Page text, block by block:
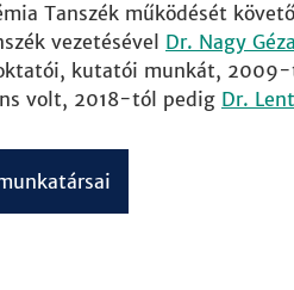
Tanszék működését
vezetésével Dr. Nagy Géza
kutatói munkát, 2009-
volt, 2018-tól pedig Dr.